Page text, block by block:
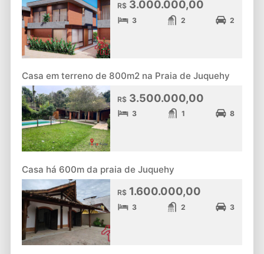
R$3.000.000,00
3 2 2
Casa em terreno de 800m2 na Praia de Juquehy
R$3.500.000,00
3 1 8
Casa há 600m da praia de Juquehy
R$1.600.000,00
3 2 3